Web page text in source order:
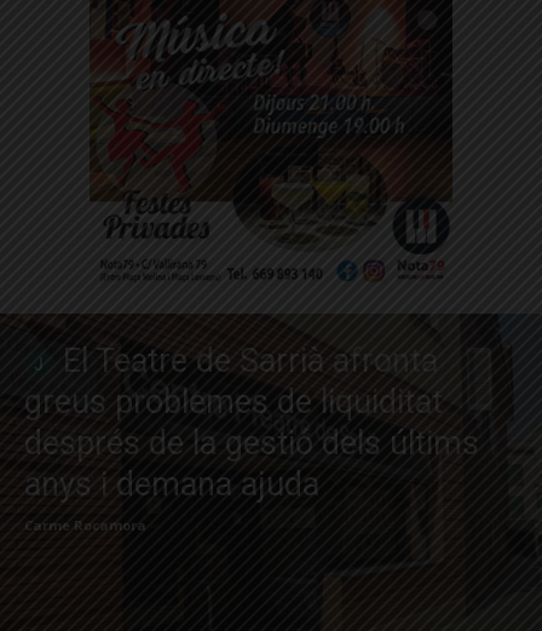
El Teatre de Sarrià afronta
greus problemes de liquiditat
després de la gestió dels últims
anys i demana ajuda
Carme Rocamora